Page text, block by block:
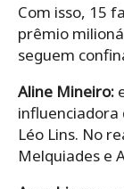
Com isso, 15
prêmio
seguem
Aline Mineiro:
Léo Lins. No
Melquiades e